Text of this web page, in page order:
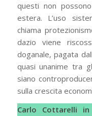
questi non
estera. L’uso
chiama
dazio viene
doganale, pagata
quasi unanime tra
siano
sulla crescita
Carlo Cottarelli in